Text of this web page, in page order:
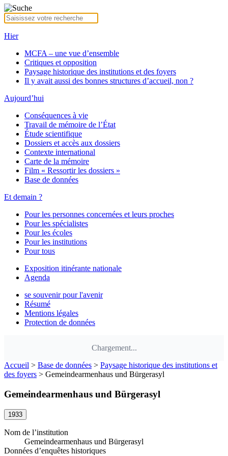
Hier
MCFA – une vue d’ensemble
Critiques et opposition
Paysage historique des institutions et des foyers
Il y avait aussi des bonnes structures d’accueil, non ?
Aujourd’hui
Conséquences à vie
Travail de mémoire de l’État
Étude scientifique
Dossiers et accès aux dossiers
Contexte international
Carte de la mémoire
Film « Ressortir les dossiers »
Base de données
Et demain ?
Pour les personnes concernées et leurs proches
Pour les spécialistes
Pour les écoles
Pour les institutions
Pour tous
Exposition itinérante nationale
Agenda
se souvenir pour l'avenir
Résumé
Mentions légales
Protection de données
Chargement...
Accueil > Base de données > Paysage historique des institutions et
des foyers > Gemeindearmenhaus und Bürgerasyl
Gemeindearmenhaus und Bürgerasyl
1933
Nom de l’institution
Gemeindearmenhaus und Bürgerasyl
Données d’enquêtes historiques